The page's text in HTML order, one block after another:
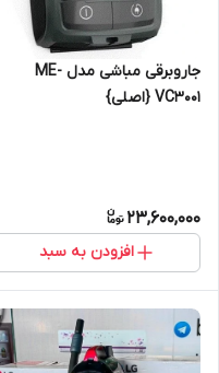
جاروبرقی مباشی مدل ME-
VC3001 {اصلی}
23,600,000
افزودن به سبد